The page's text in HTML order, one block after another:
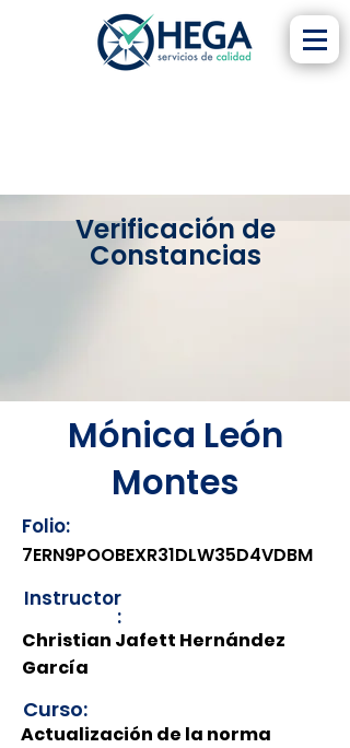
Verificación de
Constancias
Mónica León
Montes
Folio:
7ERN9POOBEXR31DLW35D4VDBM
Instructor
:
Christian Jafett Hernández
García
Curso:
Actualización de la norma